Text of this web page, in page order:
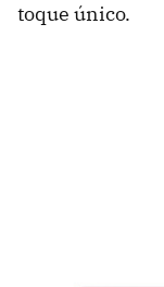
toque único.